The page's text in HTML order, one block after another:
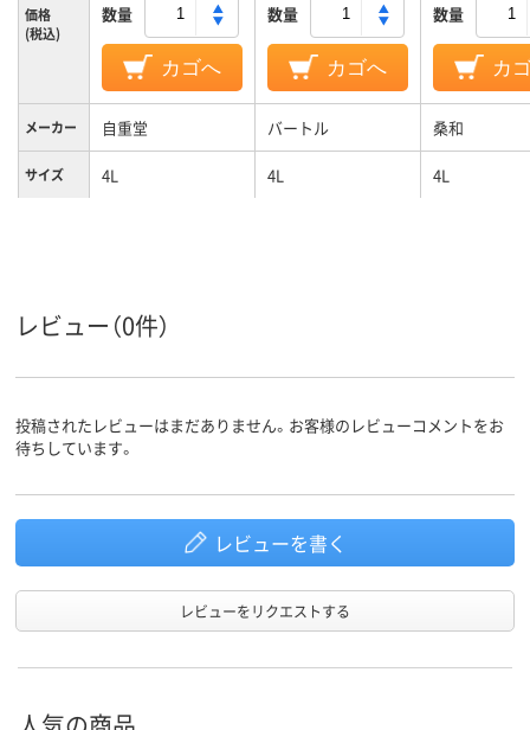
価格
(税込)
数量
カゴへ
数量
カゴへ
数量
カ
メーカー 自重堂 バートル 桑和
サイズ 4L 4L 4L
レビュー（0件）
投稿されたレビューはまだありません。お客様のレビューコメントをお
待ちしています。
レビューを書く
レビューをリクエストする